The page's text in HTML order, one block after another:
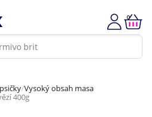
0
Vysoký obsah masa
400g